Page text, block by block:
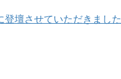
壇させていただきました